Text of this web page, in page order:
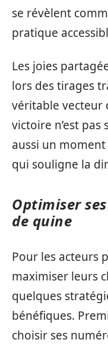
se révèlent
pratique
Les joies
lors des tirages
véritable vecteur
victoire n’est
aussi un
qui souligne la
Optimiser
de quine
Pour les acteurs
maximiser leurs
quelques
bénéfiques.
choisir ses